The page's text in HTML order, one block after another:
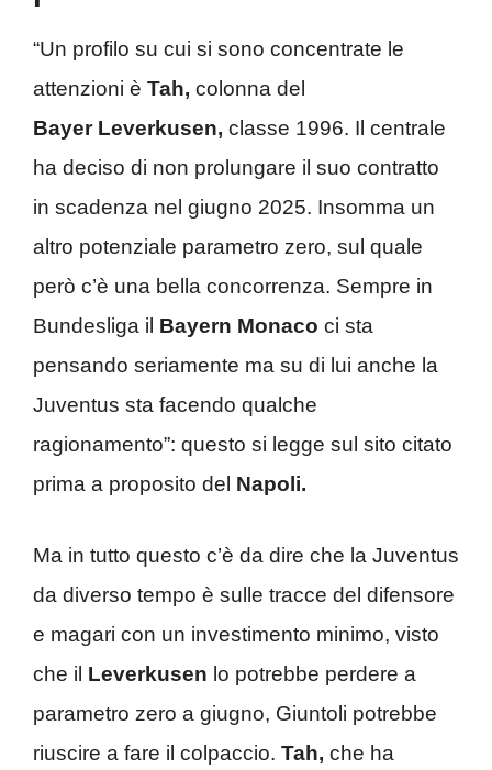
“Un profilo su cui si sono concentrate le
attenzioni è Tah, colonna del
Bayer Leverkusen, classe 1996. Il centrale
ha deciso di non prolungare il suo contratto
in scadenza nel giugno 2025. Insomma un
altro potenziale parametro zero, sul quale
però c’è una bella concorrenza. Sempre in
Bundesliga il Bayern Monaco ci sta
pensando seriamente ma su di lui anche la
Juventus sta facendo qualche
ragionamento”: questo si legge sul sito citato
prima a proposito del Napoli.
Ma in tutto questo c’è da dire che la Juventus
da diverso tempo è sulle tracce del difensore
e magari con un investimento minimo, visto
che il Leverkusen lo potrebbe perdere a
parametro zero a giugno, Giuntoli potrebbe
riuscire a fare il colpaccio. Tah, che ha